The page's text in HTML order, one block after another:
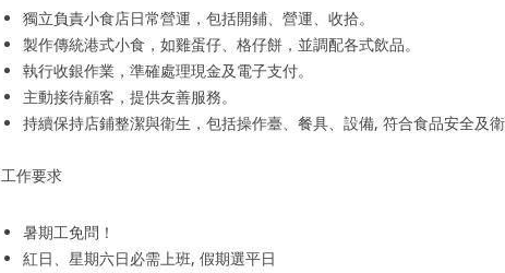
獨立負責小食店日常營運，包括開鋪、營運、收拾。
製作傳統港式小食，如雞蛋仔、格仔餅，並調配各式飲品。
執行收銀作業，準確處理現金及電子支付。
主動接待顧客，提供友善服務。
持續保持店鋪整潔與衛生，包括操作臺、餐具、設備, 符合食品安全及衛
工作要求
暑期工免問！
紅日、星期六日必需上班, 假期選平日